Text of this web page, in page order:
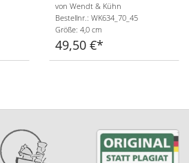
von Wendt & Kühn
Bestellnr.: WK634_70_45
Größe: 4,0 cm
49,50 €